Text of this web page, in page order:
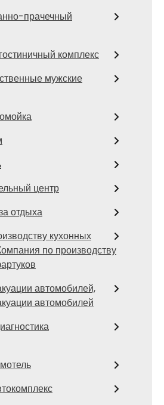
прачечный
комплекс
мужские
центр
отдыха
кухонных
по производству
автомобилей,
автомобилей